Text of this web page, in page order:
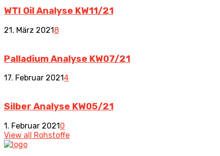
WTI Oil Analyse KW11/21
21. März 20218
Palladium Analyse KW07/21
17. Februar 20214
Silber Analyse KW05/21
1. Februar 20210
View all Rohstoffe